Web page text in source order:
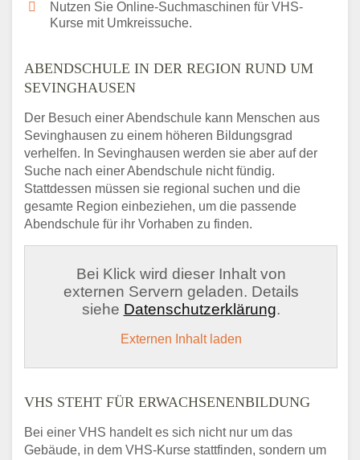
Nutzen Sie Online-Suchmaschinen für VHS-
Kurse mit Umkreissuche.
ABENDSCHULE IN DER REGION RUND UM
SEVINGHAUSEN
Der Besuch einer Abendschule kann Menschen aus
Sevinghausen zu einem höheren Bildungsgrad
verhelfen. In Sevinghausen werden sie aber auf der
Suche nach einer Abendschule nicht fündig.
Stattdessen müssen sie regional suchen und die
gesamte Region einbeziehen, um die passende
Abendschule für ihr Vorhaben zu finden.
Bei Klick wird dieser Inhalt von
externen Servern geladen. Details
siehe Datenschutzerklärung.
Externen Inhalt laden
VHS STEHT FÜR ERWACHSENENBILDUNG
Bei einer VHS handelt es sich nicht nur um das
Gebäude, in dem VHS-Kurse stattfinden, sondern um